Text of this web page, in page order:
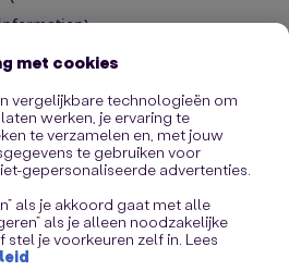
.
met cookies
vergelijkbare technologieën om
werken, je ervaring te
te verzamelen en, met jouw
te gebruiken voor
gepersonaliseerde advertenties.
als je akkoord gaat met alle
als je alleen noodzakelijke
je voorkeuren zelf in. Lees